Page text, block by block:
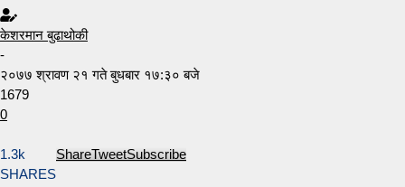
केशरमान बुढाथोकी
-
२०७७ श्रावण २१ गते बुधबार १७:३० बजे
1679
0
1.3k
SHARES
ShareTweetSubscribe